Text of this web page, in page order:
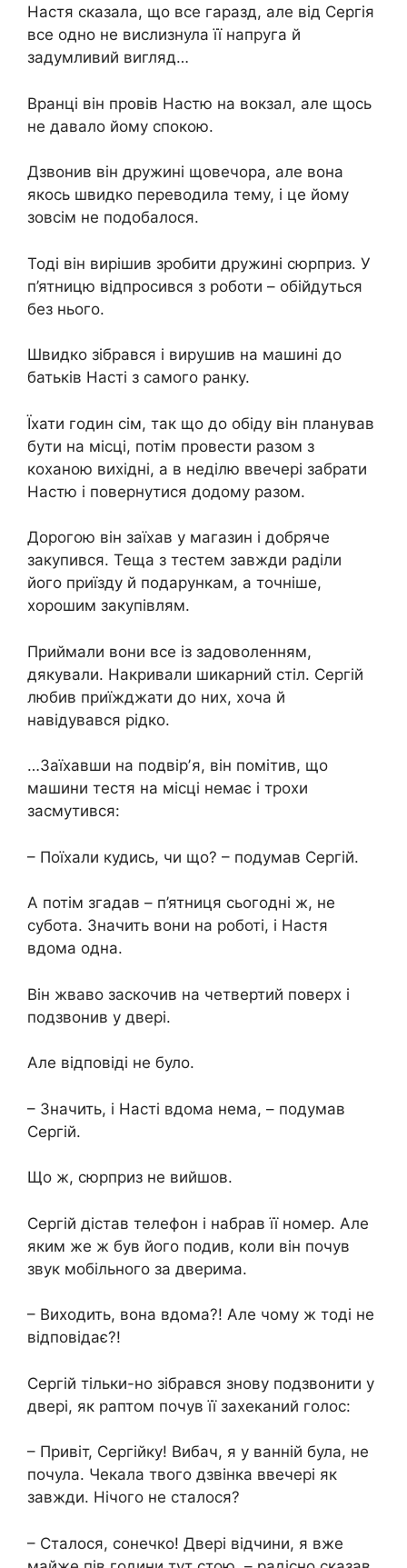
Настя сказала, що все гаразд, але від Сергія
все одно не вислизнула її напруга й
задумливий вигляд…
Вранці він провів Настю на вокзал, але щось
не давало йому спокою.
Дзвонив він дружині щовечора, але вона
якось швидко переводила тему, і це йому
зовсім не подобалося.
Тоді він вирішив зробити дружині сюрприз. У
п’ятницю відпросився з роботи – обійдуться
без нього.
Швидко зібрався і вирушив на машині до
батьків Насті з самого ранку.
Їхати годин сім, так що до обіду він планував
бути на місці, потім провести разом з
коханою вихідні, а в неділю ввечері забрати
Настю і повернутися додому разом.
Дорогою він заїхав у магазин і добряче
закупився. Теща з тестем завжди раділи
його приїзду й подарункам, а точніше,
хорошим закупівлям.
Приймали вони все із задоволенням,
дякували. Накривали шикарний стіл. Сергій
любив приїжджати до них, хоча й
навідувався рідко.
…Заїхавши на подвірʼя, він помітив, що
машини тестя на місці немає і трохи
засмутився:
– Поїхали кудись, чи що? – подумав Сергій.
А потім згадав – п’ятниця сьогодні ж, не
субота. Значить вони на роботі, і Настя
вдома одна.
Він жваво заскочив на четвертий поверх і
подзвонив у двері.
Але відповіді не було.
– Значить, і Насті вдома нема, – подумав
Сергій.
Що ж, сюрприз не вийшов.
Сергій дістав телефон і набрав її номер. Але
яким же ж був його подив, коли він почув
звук мобільного за дверима.
– Виходить, вона вдома?! Але чому ж тоді не
відповідає?!
Сергій тільки-но зібрався знову подзвонити у
двері, як раптом почув її захеканий голос:
– Привіт, Сергійку! Вибач, я у ванній була, не
почула. Чекала твого дзвінка ввечері як
завжди. Нічого не сталося?
– Сталося, сонечко! Двері відчини, я вже